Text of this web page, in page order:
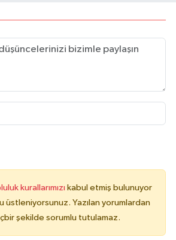
kurallarımızı kabul etmiş bulunuyor
üstleniyorsunuz. Yazılan yorumlardan
şekilde sorumlu tutulamaz.